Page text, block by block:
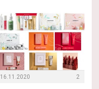
16.11.2020 2